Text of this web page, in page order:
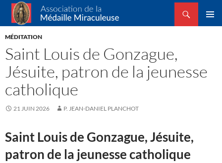
Association de la Médaille Miraculeuse
Recherche
ALLER
AU
MÉDITATION
Saint Louis de Gonzague,
Jésuite, patron de la jeunesse
catholique
21 JUIN 2026 P. JEAN-DANIEL PLANCHOT
Saint Louis de Gonzague, Jésuite,
patron de la jeunesse catholique